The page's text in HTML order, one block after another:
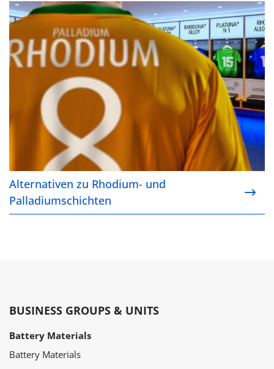
Alternativen zu Rhodium- und Palladiumschichten
Alternativen zu Rhodium- und
Palladiumschichten
BUSINESS GROUPS & UNITS
Battery Materials
Battery Materials